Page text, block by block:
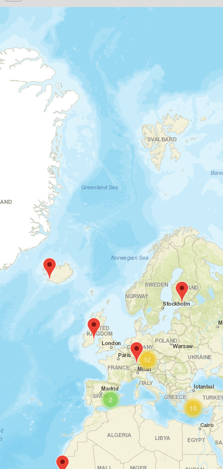
10
2
12